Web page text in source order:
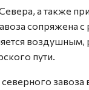
а также
сопряжена
пути.